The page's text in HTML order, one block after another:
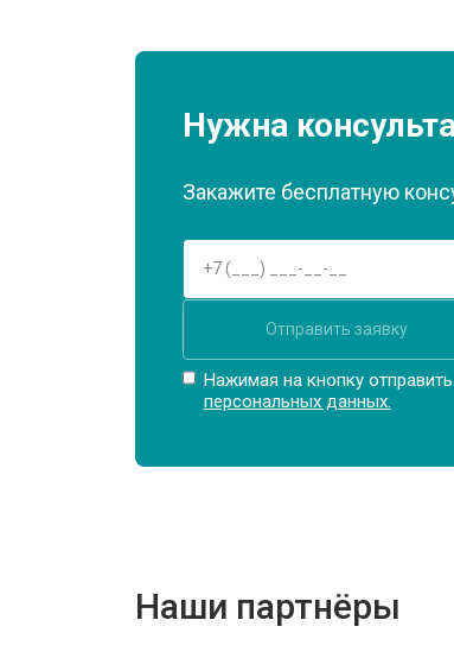
Нужна
Закажите бесплатную
Отправить заявку
Нажимая на кнопку
персональных данных.
Наши партнёры